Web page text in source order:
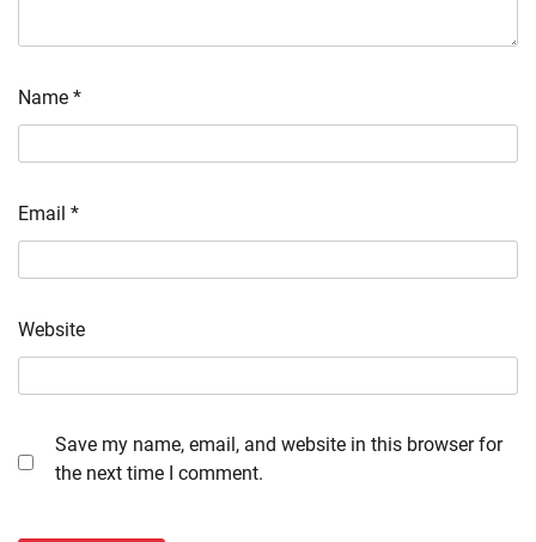
Name *
Email *
Website
Save my name, email, and website in this browser for
the next time I comment.